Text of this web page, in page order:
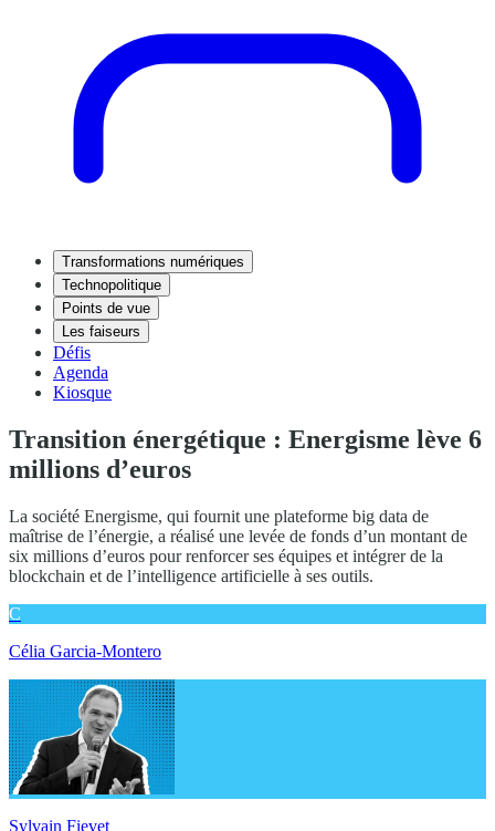
Transformations numériques
Technopolitique
Points de vue
Les faiseurs
Défis
Agenda
Kiosque
Transition énergétique : Energisme lève 6
millions d’euros
La société Energisme, qui fournit une plateforme big data de
maîtrise de l’énergie, a réalisé une levée de fonds d’un montant de
six millions d’euros pour renforcer ses équipes et intégrer de la
blockchain et de l’intelligence artificielle à ses outils.
C
Célia Garcia-Montero
Sylvain Fievet